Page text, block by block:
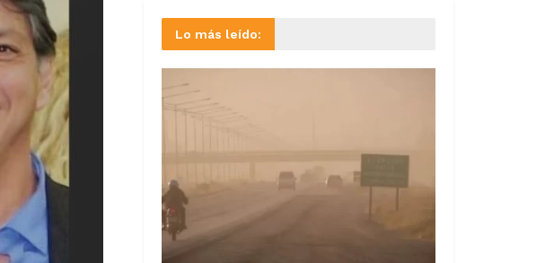
Lo más leído: